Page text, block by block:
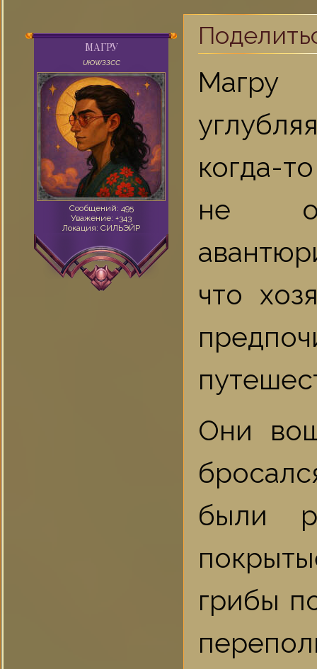
МАГРУ
UЮWЗЗСС
Сообщений: 495
Уважение: +343
Локация: СИЛЬЭЙР
Магру
когда-
не
что
Они
были
грибы